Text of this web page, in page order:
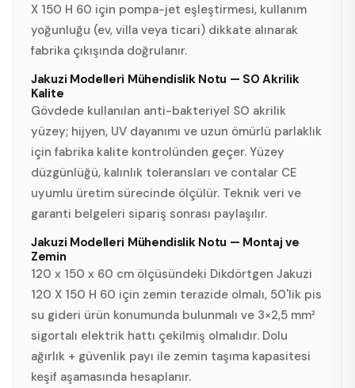
X 150 H 60 için pompa-jet eşleştirmesi, kullanım
yoğunluğu (ev, villa veya ticari) dikkate alınarak
fabrika çıkışında doğrulanır.
Jakuzi Modelleri Mühendislik Notu — SO Akrilik
Kalite
Gövdede kullanılan anti-bakteriyel SO akrilik
yüzey; hijyen, UV dayanımı ve uzun ömürlü parlaklık
için fabrika kalite kontrolünden geçer. Yüzey
düzgünlüğü, kalınlık toleransları ve contalar CE
uyumlu üretim sürecinde ölçülür. Teknik veri ve
garanti belgeleri sipariş sonrası paylaşılır.
Jakuzi Modelleri Mühendislik Notu — Montaj ve
Zemin
120 x 150 x 60 cm ölçüsündeki Dikdörtgen Jakuzi
120 X 150 H 60 için zemin terazide olmalı, 50'lik pis
su gideri ürün konumunda bulunmalı ve 3×2,5 mm²
sigortalı elektrik hattı çekilmiş olmalıdır. Dolu
ağırlık + güvenlik payı ile zemin taşıma kapasitesi
keşif aşamasında hesaplanır.